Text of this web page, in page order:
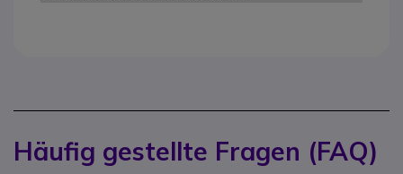
Häufig gestellte Fragen (FAQ)